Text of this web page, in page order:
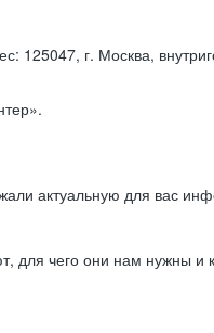
г. Москва,
актуальную для вас
чего они нам нужны и